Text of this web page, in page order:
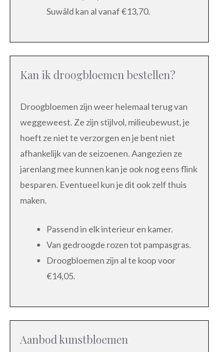
Suwâld kan al vanaf €13,70.
Kan ik droogbloemen bestellen?
Droogbloemen zijn weer helemaal terug van
weggeweest. Ze zijn stijlvol, milieubewust, je
hoeft ze niet te verzorgen en je bent niet
afhankelijk van de seizoenen. Aangezien ze
jarenlang mee kunnen kan je ook nog eens flink
besparen. Eventueel kun je dit ook zelf thuis
maken.
Passend in elk interieur en kamer.
Van gedroogde rozen tot pampasgras.
Droogbloemen zijn al te koop voor
€14,05.
Aanbod kunstbloemen